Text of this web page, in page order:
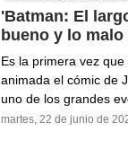
'Batman: El
bueno y lo
Es la primera vez
animada el cómic de
uno de los grandes
martes, 22 de junio de